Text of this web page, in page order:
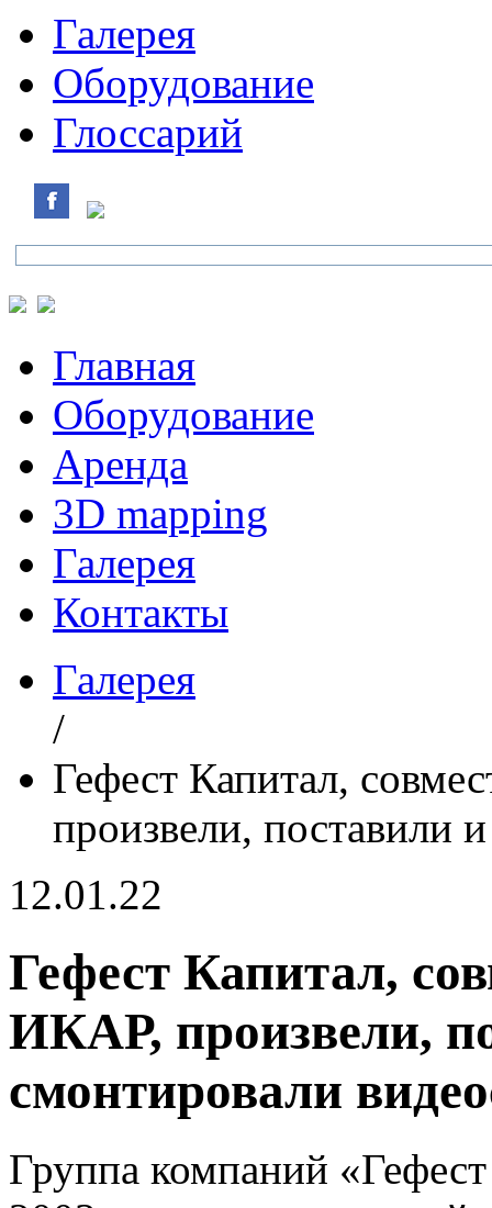
Галерея
Оборудование
Глоссарий
Главная
Оборудование
Аренда
3D mapping
Галерея
Контакты
Галерея
/
Гефест Капитал,
произвели, поставили
12.01.22
Гефест Капитал,
ИКАР, произвели,
смонтировали
Группа компаний